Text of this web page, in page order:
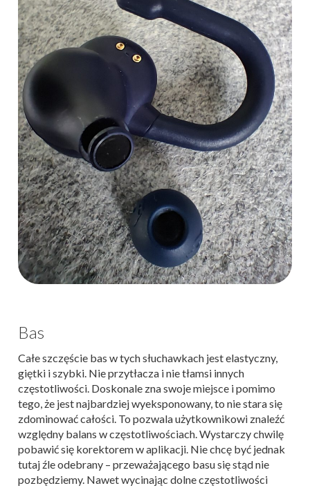
Bas
Całe szczęście bas w tych słuchawkach jest elastyczny,
giętki i szybki. Nie przytłacza i nie tłamsi innych
częstotliwości. Doskonale zna swoje miejsce i pomimo
tego, że jest najbardziej wyeksponowany, to nie stara się
zdominować całości. To pozwala użytkownikowi znaleźć
względny balans w częstotliwościach. Wystarczy chwilę
pobawić się korektorem w aplikacji. Nie chcę być jednak
tutaj źle odebrany – przeważającego basu się stąd nie
pozbędziemy. Nawet wycinając dolne częstotliwości